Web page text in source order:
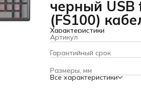
черный USB
(FS100)
Характеристики
Артикул
Гарантийный срок
Размеры, мм
Все характеристики